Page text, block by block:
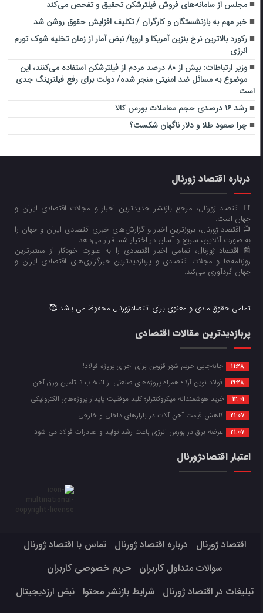
مجلس از سامانه‌های فروش فیلترشکن تحقیق و تفحص می‌کند
خبر مهم به بازنشستگان و کارگران / تکلیف افزایش حقوق روشن شد
رکورد بالاترین نرخ بنزین آمریکا و اروپا/ نبض آمار از زمان تخلیه شوک تورم
انرژی
وزیر ارتباطات: بیش از ۸۰ درصد مردم از فیلترشکن استفاده می‌کنند، این
موضوع به مسائل ضد امنیتی منجر شده/ دولت برای رفع فیلترینگ جدی
است
رشد ۱۶ درصدی حجم معاملات بورس کالا
چرا صعود طلا و دلار ناگهان شکست؟
درباره اقتصاد ژورنال
📑 اقتصاد ژورنال، مرجع بازنشر جدیدترین اخبار و مجلات اقتصادی ایران و
جهان است.
📺 اقتصاد ژورنال، بروزترین اخبار و گزارش‌های خبری اقتصادی ایران و جهان را
به صورت آنلاین، سریع و آسان در اختیار شما قرار می‌‌دهد.
📰 اقتصاد ژورنال، تمامی اخبار اقتصادی را به صورت خودکار از معتبرترین
روزنامه‌ها و مجلات اقتصادی و پربازدیدترین خبرگزاری‌های اقتصادی ایران و
جهان گردآوری می‌کند.
تمامی حقوق مادی و معنوی برای اقتصادژورنال محفوظ می باشد 🥰
پربازدیدترین مقالات اقتصادی
11:28 جابه‌جایی حریم شهر قزوین برای اجرای پروژه فولاد!
19:28 فولاد نوین آرکا؛ همراه پروژه‌های صنعتی از انتخاب تا تأمین ورق آهن
12:01 خرید هوشمندانه میکروکنترلر؛ کلید موفقیت پایدار پروژه‌های الکترونیکی
21:07 کاهش قیمت آهن آلات در بازارهای داخلی و خارجی
21:07 عرضه برق در بورس انرژی باعث رشد تولید و صادرات فولاد می شود
اعتبار اقتصادژورنال
اقتصاد ژورنال درباره اقتصاد ژورنال
تماس با اقتصاد ژورنال
سوالات متداول کاربران
حریم خصوصی کاربران
تبلیغات در اقتصاد ژورنال
شرایط بازنشر محتوا نبض ارزدیجیتال